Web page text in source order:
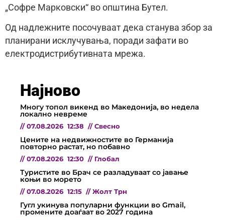
„Софре Марковски“ во општина Бутел.
Од надлежните посочуваат дека станува збор за
планирани исклучувања, поради зафати во
електродистрибутивната мрежа.
Најново
Многу топол викенд во Македонија, во недела
локално невреме
// 07.08.2026 12:38 // Свесно
Цените на недвижностите во Германија
повторно растат, но побавно
// 07.08.2026 12:30 // Глобал
Туристите во Брач се разладуваат со јавање
коњи во морето
// 07.08.2026 12:15 // Жолт Трн
Гугл укинува популарни функции во Gmail,
промените доаѓаат во 2027 година